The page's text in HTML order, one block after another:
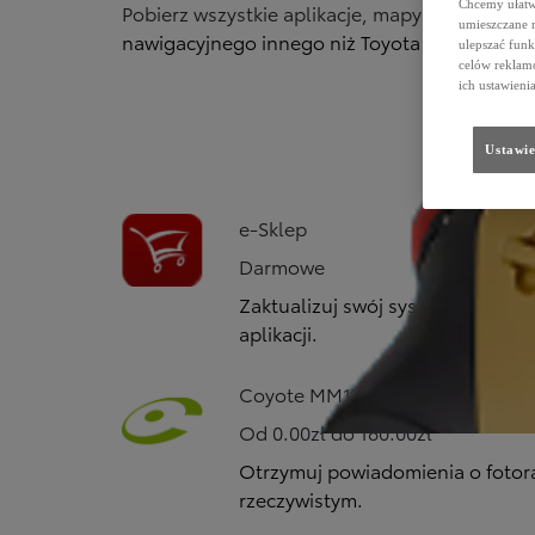
Pobierz wszystkie aplikacje, mapy oraz
nawigacyjnego innego niż Toyota Touch 2 &
e-Sklep
Darmowe
Zaktualizuj swój system Touch
aplikacji.
Coyote MM17/MM19
Od 0.00zł do 180.00zł
Otrzymuj powiadomienia o
rzeczywistym.
Chcemy
ulepszać
celów
ich